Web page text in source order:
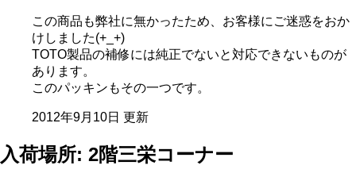
この商品も弊社に無かったため、お客様にご迷惑をおか
けしました(+_+)
TOTO製品の補修には純正でないと対応できないものが
あります。
このパッキンもその一つです。
2012年9月10日 更新
入荷場所: 2階三栄コーナー